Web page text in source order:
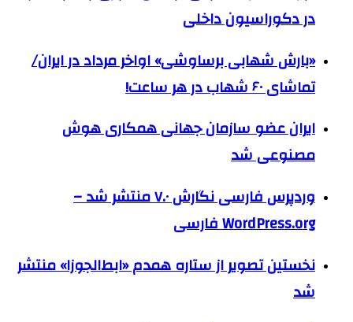
در دکوراسیون داخلی
«بارش شهابی برساوشی» اواخر مرداد در ایران/
تماشای ۶۰ شهاب در هر ساعت!
ایران عضو سازمان جهانی همکاری هوش
مصنوعی شد
وردپرس فارسی نگارش ۷.۰ منتشر شد –
WordPress.org فارسی
نخستین تصویر از ستاره همدم «ابط‌الجوزا» منتشر
شد